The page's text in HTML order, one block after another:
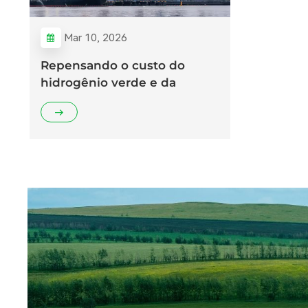
Mar 10, 2026
Repensando o custo do
hidrogênio verde e da
amônia